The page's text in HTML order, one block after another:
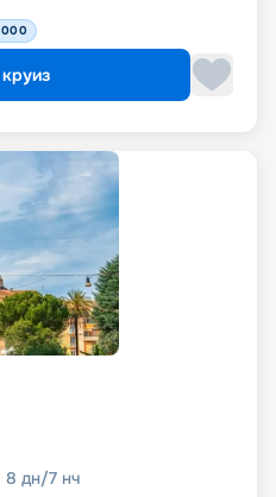
000
8 дн/7 нч